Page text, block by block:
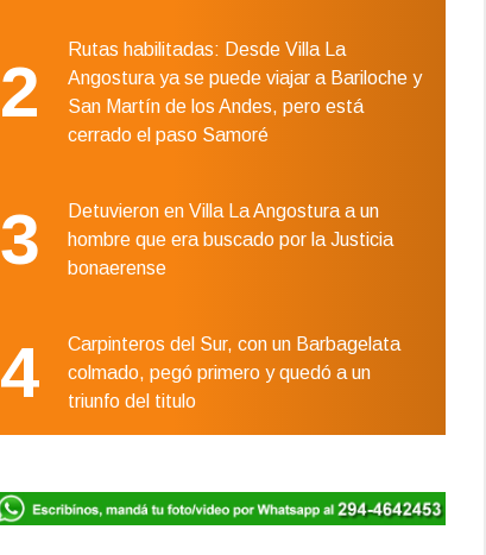
2
Rutas habilitadas: Desde Villa La
Angostura ya se puede viajar a Bariloche y
San Martín de los Andes, pero está
cerrado el paso Samoré
3
Detuvieron en Villa La Angostura a un
hombre que era buscado por la Justicia
bonaerense
4
Carpinteros del Sur, con un Barbagelata
colmado, pegó primero y quedó a un
triunfo del titulo